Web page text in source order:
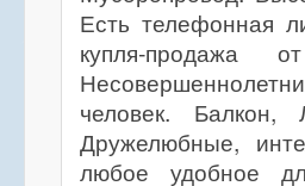
Есть телефонная
купля-
человек.
Дружелюбные,
любое удобное